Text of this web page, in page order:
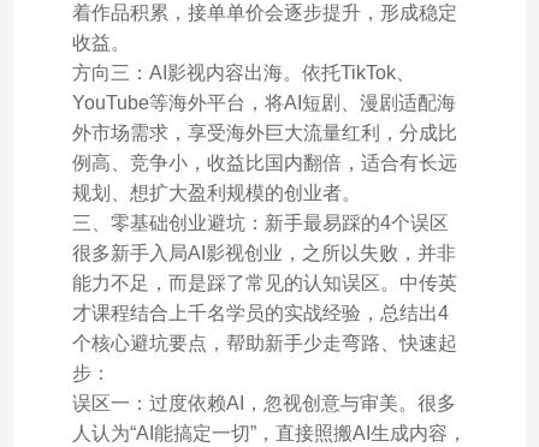
着作品积累，接单单价会逐步提升，形成稳定
收益。
方向三：AI影视内容出海。依托TikTok、
YouTube等海外平台，将AI短剧、漫剧适配海
外市场需求，享受海外巨大流量红利，分成比
例高、竞争小，收益比国内翻倍，适合有长远
规划、想扩大盈利规模的创业者。
三、零基础创业避坑：新手最易踩的4个误区
很多新手入局AI影视创业，之所以失败，并非
能力不足，而是踩了常见的认知误区。中传英
才课程结合上千名学员的实战经验，总结出4
个核心避坑要点，帮助新手少走弯路、快速起
步：
误区一：过度依赖AI，忽视创意与审美。很多
人认为“AI能搞定一切”，直接照搬AI生成内容，